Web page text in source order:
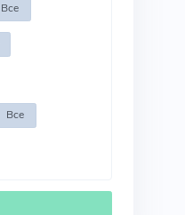
Все
Все